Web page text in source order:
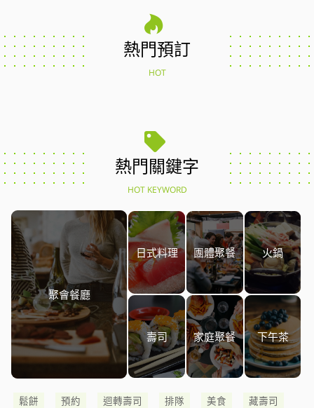
熱門預訂
HOT
熱門關鍵字
HOT KEYWORD
聚會餐廳
日式料理 團體聚餐 火鍋
壽司 家庭聚餐 下午茶
鬆餅 預約 迴轉壽司 排隊 美食 藏壽司